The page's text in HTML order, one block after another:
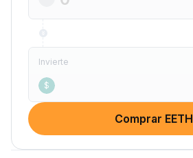
Invierte
$
Comprar EETH